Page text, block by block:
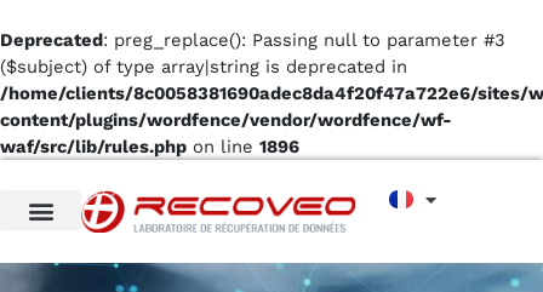
Deprecated: preg_replace(): Passing null to parameter #3
($subject) of type array|string is deprecated in
/home/clients/8c0058381690adec8da4f20f47a722e6/sites/
content/plugins/wordfence/vendor/wordfence/wf-
waf/src/lib/rules.php on line 1896